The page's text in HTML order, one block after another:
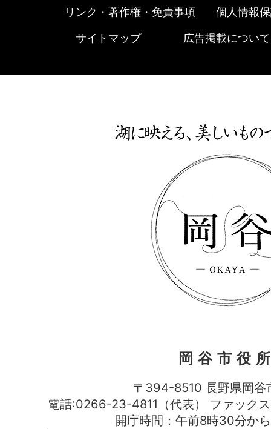
リンク・著作権・免責事項 個人情報
サイトマップ 広告掲載について
岡谷市役
〒394-8510 長野県岡谷
電話:0266-23-4811（代表） ファッ
開庁時間：午前8時30分か